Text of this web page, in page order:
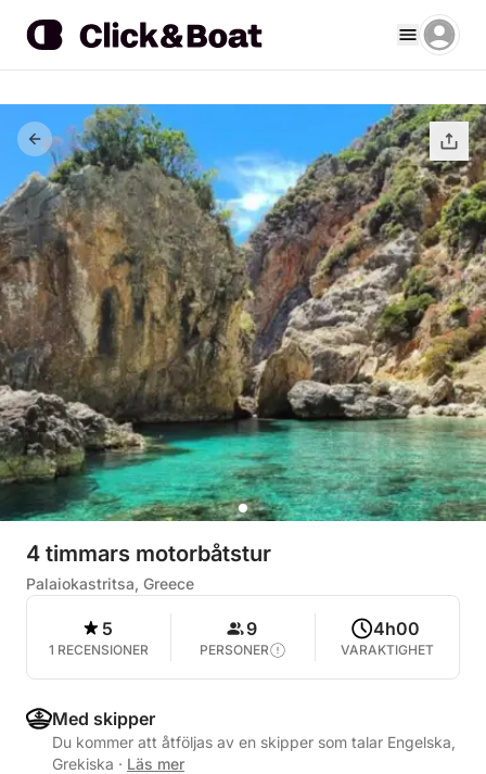
4 timmars motorbåtstur
Palaiokastritsa, Greece
5
1 RECENSIONER
9
PERSONER
4h00
VARAKTIGHET
Med skipper
Du kommer att åtföljas av en skipper som talar Engelska,
Grekiska · Läs mer